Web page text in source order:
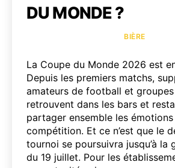
DU MONDE ?
BIÈRE
La Coupe du Monde 2026 est
Depuis les premiers matchs,
amateurs de football et groupes
retrouvent dans les bars et
partager ensemble les
compétition. Et ce n’est que le
tournoi se poursuivra jusqu’à la
du 19 juillet. Pour les